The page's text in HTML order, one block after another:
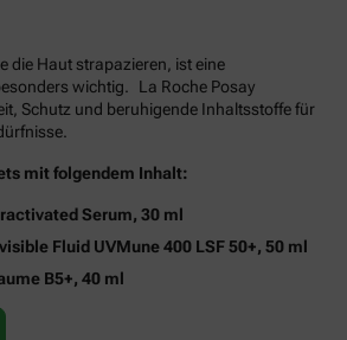
die Haut strapazieren, ist eine
wichtig. La Roche Posay
Schutz und beruhigende Inhaltsstoffe für
mit folgendem Inhalt:
Serum, 30 ml
Fluid UVMune 400 LSF 50+, 50 ml
B5+, 40 ml